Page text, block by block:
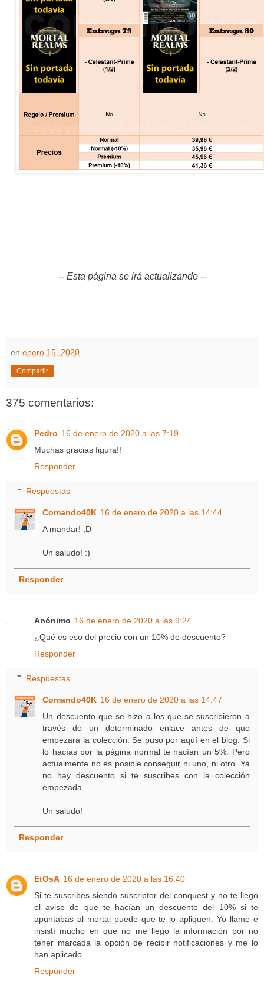
-- Esta página se irá actualizando --
en enero 15, 2020
Compartir
375 comentarios:
Pedro 16 de enero de 2020 a las 7:19
Muchas gracias figura!!
Responder
Respuestas
Comando40K 16 de enero de 2020 a las 14:44
A mandar! ;D
Un saludo! :)
Responder
Anónimo 16 de enero de 2020 a las 9:24
¿Qué es eso del precio con un 10% de descuento?
Responder
Respuestas
Comando40K 16 de enero de 2020 a las 14:47
Un descuento que se hizo a los que se suscribieron a
través de un determinado enlace antes de que
empezara la colección. Se puso por aquí en el blog. Si
lo hacías por la página normal te hacían un 5%. Pero
actualmente no es posible conseguir ni uno, ni otro. Ya
no hay descuento si te suscribes con la colección
empezada.
Un saludo!
Responder
EtOsA 16 de enero de 2020 a las 16:40
Si te suscribes siendo suscriptor del conquest y no te llego
el aviso de que te hacían un descuento del 10% si te
apuntabas al mortal puede que te lo apliquen. Yo llame e
insistí mucho en que no me llego la información por no
tener marcada la opción de recibir notificaciones y me lo
han aplicado.
Responder